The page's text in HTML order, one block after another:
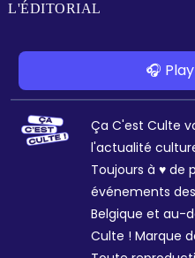
L'ÉDITORIAL
🎧
Ça C'est Culte
l'actualité
Toujours à ♥ de
événements
Belgique et au-
Culte ! Marque